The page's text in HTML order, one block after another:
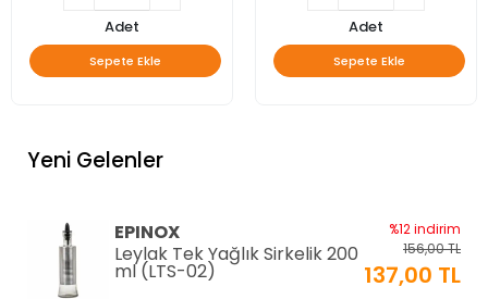
Adet
Sepete Ekle
Adet
Sepete Ekle
Yeni Gelenler
EPINOX
Leylak Tek Yağlık Sirkelik 200
ml (LTS-02)
%12 indirim
156,00 TL
137,00 TL